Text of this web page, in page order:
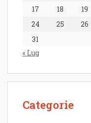
17
18 19
24
25 26
31
« Lug
Categorie